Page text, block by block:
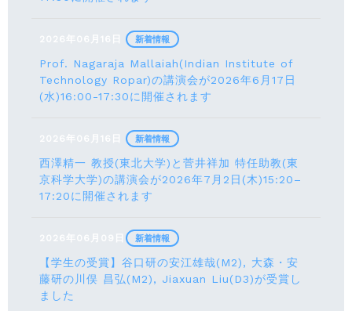
2026年06月16日
Prof. Nagaraja Mallaiah(Indian Institute of
Technology Ropar)の講演会が2026年6月17⽇
(水)16:00-17:30に開催されます
新着情報
2026年06月16日
西澤精一 教授(東北大学)と菅井祥加 特任助教(東
京科学大学)の講演会が2026年7月2日(木)15:20–
17:20に開催されます
新着情報
2026年06月09日
【学生の受賞】谷口研の安江雄哉(M2), 大森・安
藤研の川俣 昌弘(M2), Jiaxuan Liu(D3)が受賞し
ました
新着情報